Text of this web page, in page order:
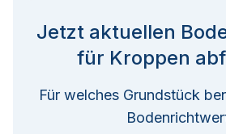
Jetzt aktuellen
für Kroppen
Für welches Grundstück